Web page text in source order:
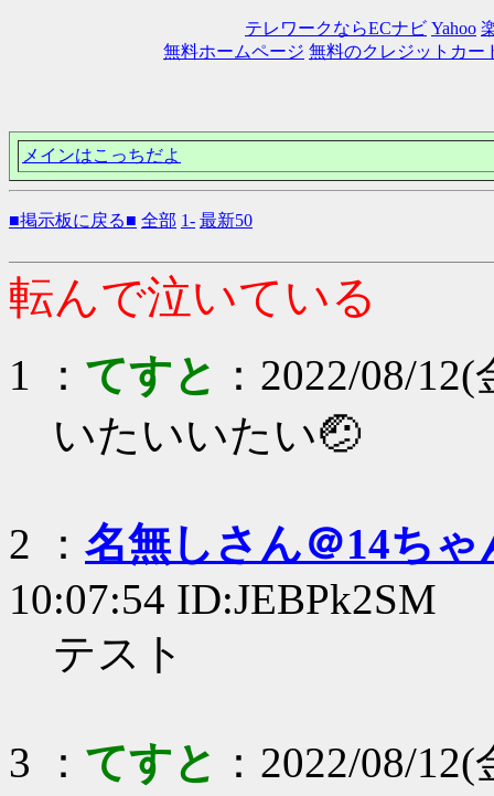
テレワークならECナビ Yahoo
無料ホームページ 無料のクレジットカー
メインはこっちだよ
■掲示板に戻る■ 全部 1- 最新50
転んで泣いている
1 ： てすと ：2022/08/
いたいいたい🤕
2 ： 名無しさん＠14ちゃ
10:07:54 ID:JEBPk2SM
テスト
3 ： てすと ：2022/08/